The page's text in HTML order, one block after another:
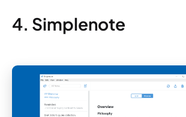
4. Simplenote